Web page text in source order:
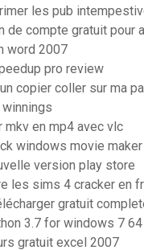
les pub
de compte gratuit pour
word 2007
pro review
copier coller sur ma
mkv en mp4 avec vlc
windows movie
version play store
les sims 4 cracker en
gratuit
3.7 for windows 7
gratuit excel 2007